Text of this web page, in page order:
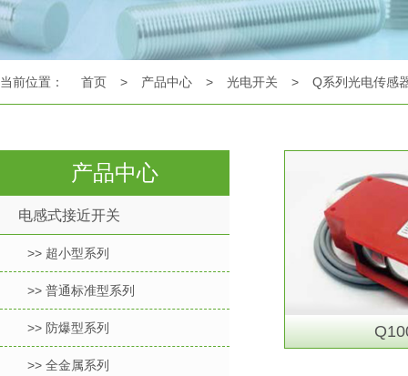
当前位置： 首页 > 产品中心 > 光电开关 > Q系列光电传感
产品中心
电感式接近开关
>> 超小型系列
>> 普通标准型系列
>> 防爆型系列
>> 全金属系列